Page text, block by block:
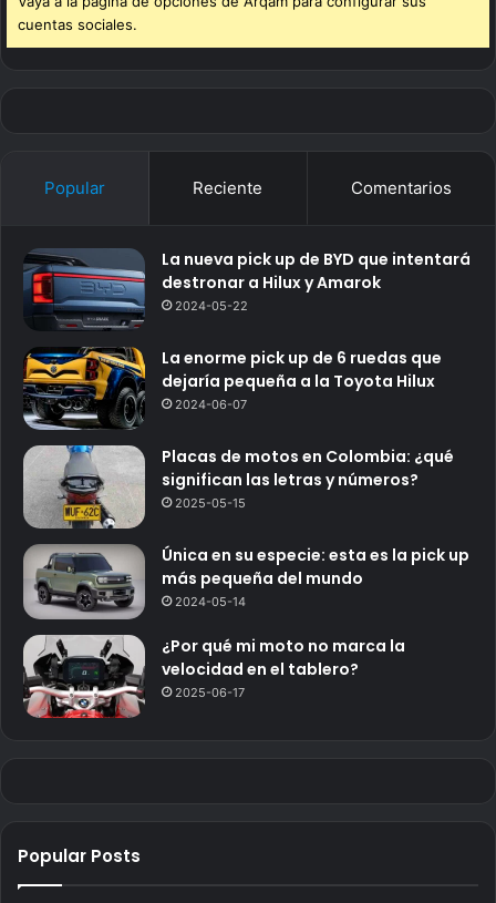
cuentas sociales.
Popular Reciente Comentarios
La nueva pick up de BYD que intentará
destronar a Hilux y Amarok
2024-05-22
La enorme pick up de 6 ruedas que
dejaría pequeña a la Toyota Hilux
2024-06-07
Placas de motos en Colombia: ¿qué
significan las letras y números?
2025-05-15
Única en su especie: esta es la pick up
más pequeña del mundo
2024-05-14
¿Por qué mi moto no marca la
velocidad en el tablero?
2025-06-17
Popular Posts